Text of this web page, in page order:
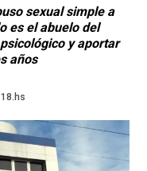
sexual simple a
es el abuelo del
y aportar
años